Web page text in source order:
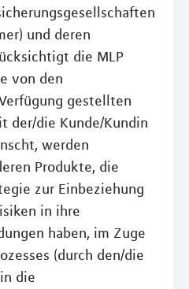
und deren
die MLP
von den
gestellten
der/die Kunde/Kundin
werden
Produkte, die
zur Einbeziehung
in ihre
haben, im Zuge
(durch den/die
die